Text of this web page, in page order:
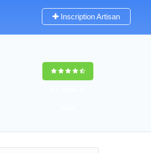
Inscription Artisan